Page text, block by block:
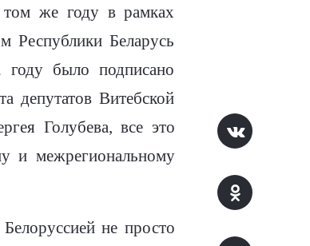
том же году в рамках
Республики Беларусь
году было подписано
депутатов Витебской
Голубева, все это
и межрегиональному
не просто